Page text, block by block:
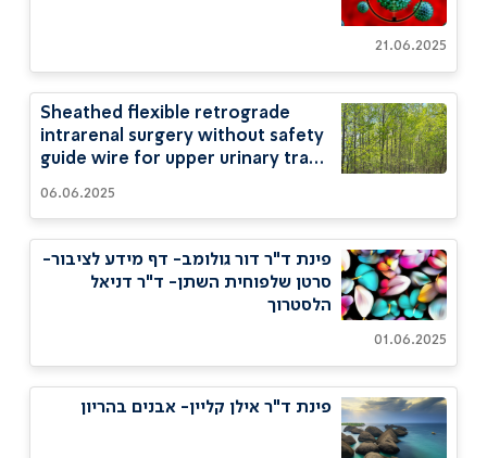
21.06.2025
Sheathed flexible retrograde
intrarenal surgery without safety
guide wire for upper urinary tract
06.06.2025
פינת ד"ר דור גולומב- דף מידע לציבור-
סרטן שלפוחית השתן- ד"ר דניאל
הלסטרוך
01.06.2025
פינת ד"ר אילן קליין- אבנים בהריון